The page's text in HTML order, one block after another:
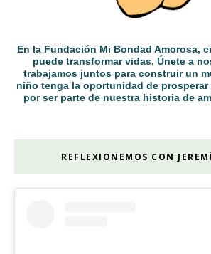
En la Fundación Mi Bondad Amorosa,
puede transformar vidas. Únete a
trabajamos juntos para construir un
niño tenga la oportunidad de prosperar
por ser parte de nuestra historia de
REFLEXIONEMOS CON